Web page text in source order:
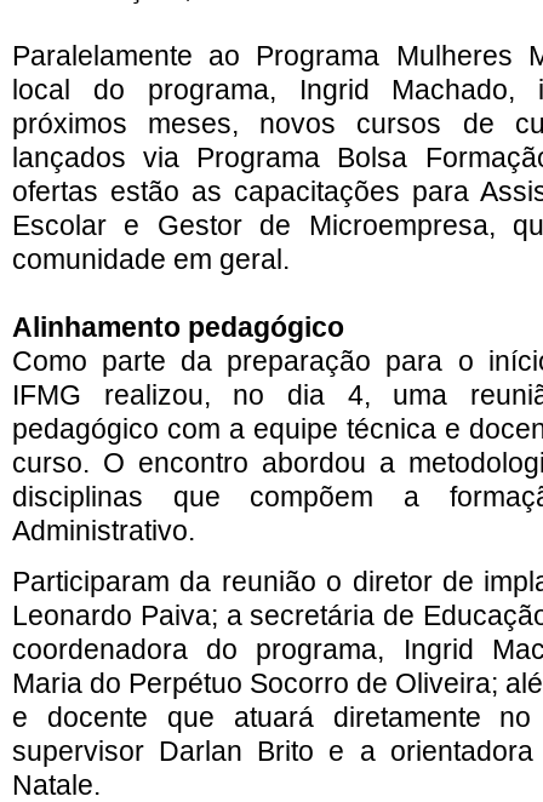
Paralelamente ao Programa Mulheres
local do programa, Ingrid Machado,
próximos meses, novos cursos de
lançados via Programa Bolsa
ofertas estão as capacitações para
Escolar e Gestor de Microempresa,
comunidade em geral.
Alinhamento pedagógico
Como parte da preparação para o
IFMG realizou, no dia 4, uma
pedagógico com a equipe técnica e
curso. O encontro abordou a
disciplinas que compõem a
Administrativo.
Participaram da reunião o diretor de
Leonardo Paiva; a secretária de
coordenadora do programa, Ingrid
Maria do Perpétuo Socorro de Oliveira;
e docente que atuará diretamente
supervisor Darlan Brito e a orientadora
Natale.